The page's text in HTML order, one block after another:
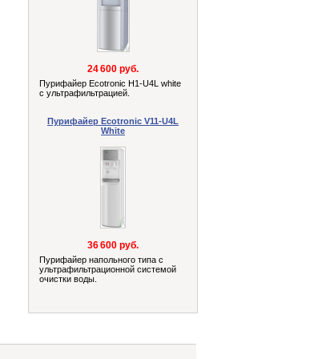
24 600 руб.
Пурифайер Ecotronic H1-U4L white
с ультрафильтрацией.
Пурифайер Ecotronic V11-U4L
White
36 600 руб.
Пурифайер напольного типа с
ультрафильтрационной системой
очистки воды.